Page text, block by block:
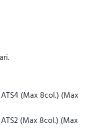
(Max 8col.) (Max
(Max 8col.) (Max